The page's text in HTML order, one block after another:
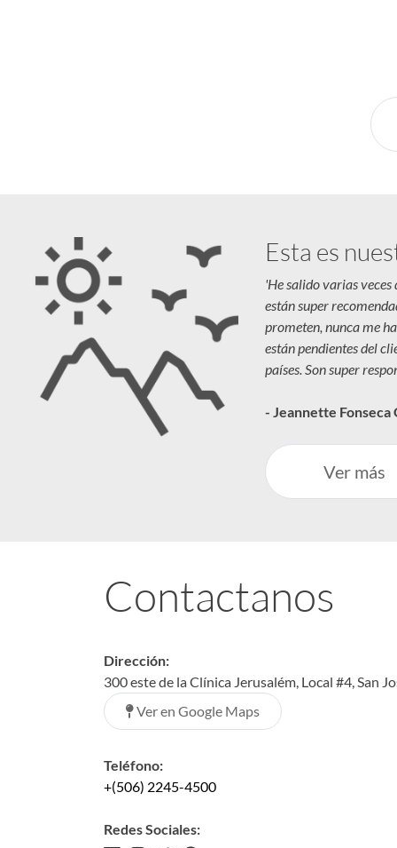
Esta es
'He salido varias
están super
prometen, nunca me
están pendientes del
países. Son super
- Jeannette Fonseca
Ver más
Contactanos
Dirección:
300 este de la Clínica Jerusalém, Local #4, San
Ver en Google Maps
Teléfono:
+(506) 2245-4500
Redes Sociales: